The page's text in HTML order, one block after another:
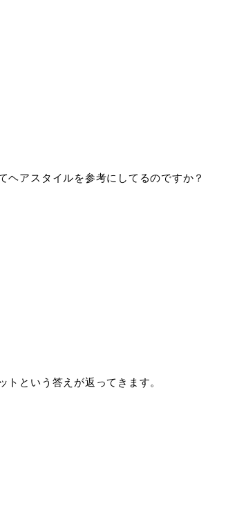
ヘアスタイルを参考にしてるのですか？
トという答えが返ってきます。